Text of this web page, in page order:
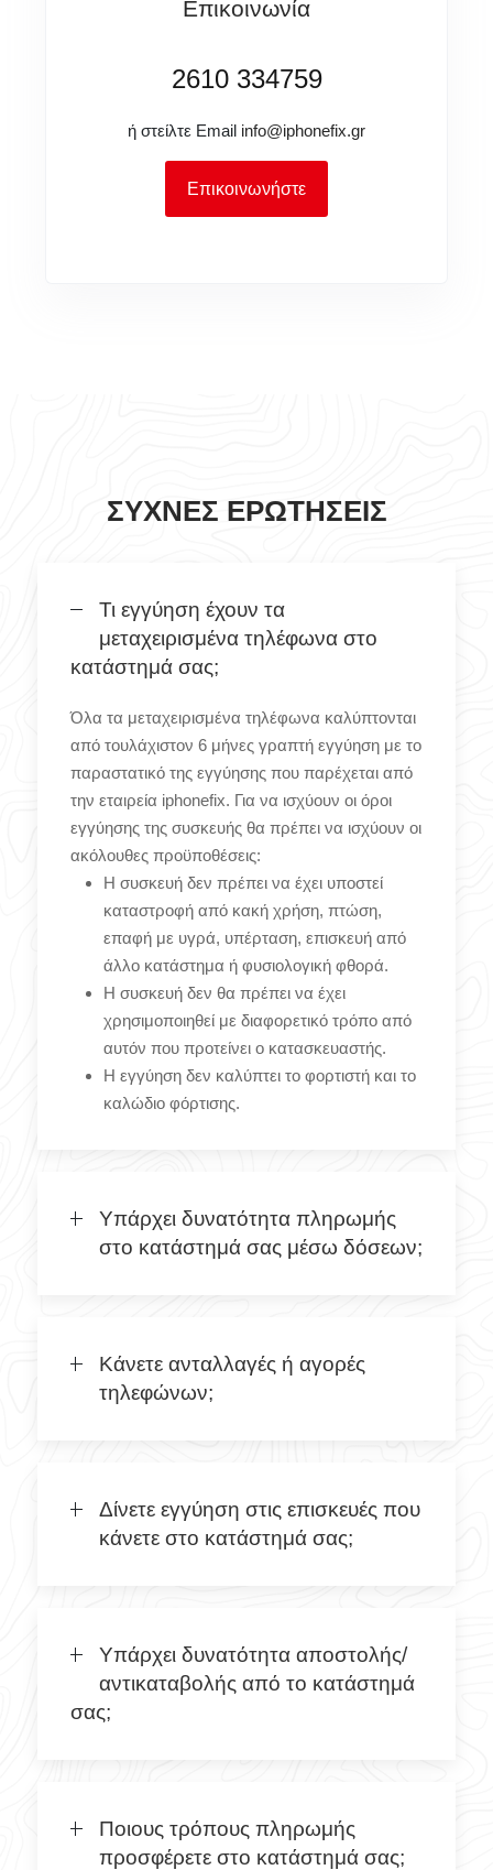
Επικοινωνία
2610 334759
ή στείλτε Email info@iphonefix.gr
Επικοινωνήστε
ΣΥΧΝΈΣ ΕΡΩΤΉΣΕΙΣ
Τι εγγύηση έχουν τα
μεταχειρισμένα τηλέφωνα στο
κατάστημά σας;
Όλα τα μεταχειρισμένα τηλέφωνα καλύπτονται
από τουλάχιστον 6 μήνες γραπτή εγγύηση με το
παραστατικό της εγγύησης που παρέχεται από
την εταιρεία iphonefix. Για να ισχύουν οι όροι
εγγύησης της συσκευής θα πρέπει να ισχύουν οι
ακόλουθες προϋποθέσεις:
Η συσκευή δεν πρέπει να έχει υποστεί
καταστροφή από κακή χρήση, πτώση,
επαφή με υγρά, υπέρταση, επισκευή από
άλλο κατάστημα ή φυσιολογική φθορά.
Η συσκευή δεν θα πρέπει να έχει
χρησιμοποιηθεί με διαφορετικό τρόπο από
αυτόν που προτείνει ο κατασκευαστής.
Η εγγύηση δεν καλύπτει το φορτιστή και το
καλώδιο φόρτισης.
Υπάρχει δυνατότητα πληρωμής
στο κατάστημά σας μέσω δόσεων;
Κάνετε ανταλλαγές ή αγορές
τηλεφώνων;
Δίνετε εγγύηση στις επισκευές που
κάνετε στο κατάστημά σας;
Υπάρχει δυνατότητα αποστολής/
αντικαταβολής από το κατάστημά
σας;
Ποιους τρόπους πληρωμής
προσφέρετε στο κατάστημά σας;